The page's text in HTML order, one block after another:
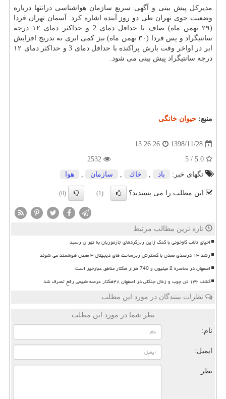
مدیركل پیش بینی و آگهی سریع سازمان هواشناسی درانتها درباره
وضعیت جوی تهران طی دو روز آینده اشاره كرد: آسمان تهران فردا
(۲۹ بهمن ماه) صاف با حداقل دمای 2 و حداكثر دمای ۱۲ درجه
سانتیگراد و پس فردا (۳۰ بهمن ماه) نیز كمی ابری به تدریج افزایش
ابر در اواخر وقت بارش پراكنده با حداقل دمای 3 و حداكثر دمای ۱۲
درجه سانتیگراد پیش بینی می شود.
منبع: حیوان خانگی
1398/11/28
13:26:26
تگهای خبر:
باد , خاك , سازمان , هوا
این مطلب را می پسندید؟ (1)
(0)
تازه ترین مطالب مرتبط
احیای تالاب گاوخونی با کمک ژاپن ریزگردهای جازموریان به تهران رسید
رشد ۱۳ درصدی معدن با گسترش زیرساخت های دیجیتال ۳ معدن هوشمند می شوند
اصفهان در محاصره 2 میلیون و 740 هزار هکتار مناطق غبارخیز است
کشف ۱۳۲ تن چوب و زغال جنگلی در اصفهان ۴۸هکتار عرصه طبیعی رفع تصرف شد
نظرات بینندگان در مورد این مطلب
نظر شما در مورد این مطلب
نام:
ایمیل:
نظر: